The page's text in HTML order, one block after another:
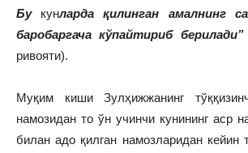
Бу кунларда қилинган амалнинг
баробаргача кўпайтириб берилади”
ривояти).
Муқим киши Зулҳижжанинг
намозидан то ўн учинчи кунининг аср
билан адо қилган намозларидан кейин